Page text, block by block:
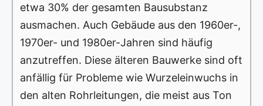
etwa 30% der gesamten Bausubstanz
ausmachen. Auch Gebäude aus den 1960er-,
1970er- und 1980er-Jahren sind häufig
anzutreffen. Diese älteren Bauwerke sind oft
anfällig für Probleme wie Wurzeleinwuchs in
den alten Rohrleitungen, die meist aus Ton